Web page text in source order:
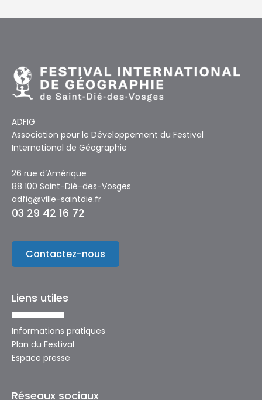
ADFIG
Association pour le Développement du Festival
International de Géographie
26 rue d’Amérique
88 100 Saint-Dié-des-Vosges
adfig@ville-saintdie.fr
03 29 42 16 72
Contactez-nous
Liens utiles
Informations pratiques
Plan du Festival
Espace presse
Réseaux sociaux